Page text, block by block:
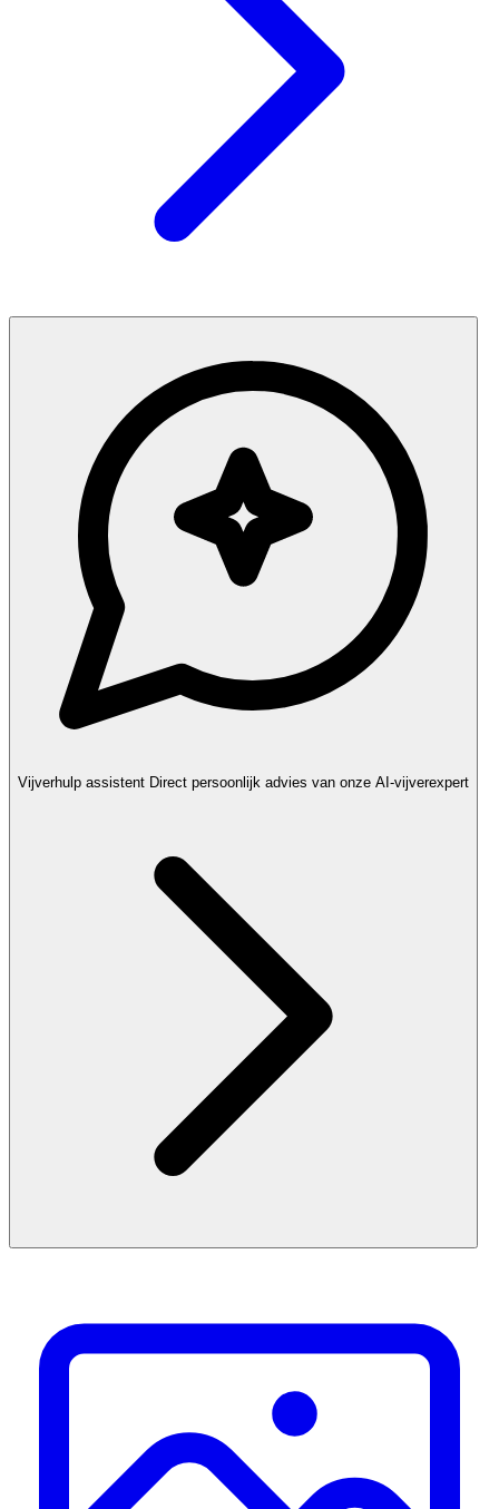
Vijverhulp assistent Direct persoonlijk advies van onze AI-vijverexpert